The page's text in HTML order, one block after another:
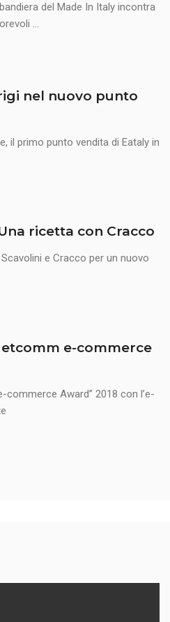
del Made In Italy incontra
...
nel nuovo punto
il primo punto vendita di Eataly in
ricetta con Cracco
e Cracco per un nuovo
e-commerce
commerce Award” 2018 con l’e-